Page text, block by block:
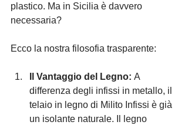
plastico. Ma in Sicilia è davvero
necessaria?
Ecco la nostra filosofia trasparente:
Il Vantaggio del Legno: A
differenza degli infissi in metallo, il
telaio in legno di Milito Infissi è già
un isolante naturale. Il legno